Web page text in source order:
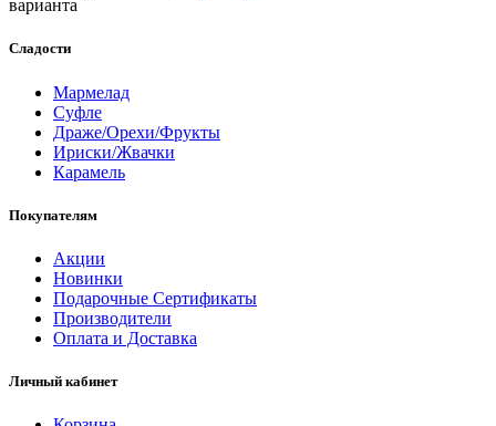
варианта
Сладости
Мармелад
Суфле
Драже/Орехи/Фрукты
Ириски/Жвачки
Карамель
Покупателям
Акции
Новинки
Подарочные Сертификаты
Производители
Оплата и Доставка
Личный кабинет